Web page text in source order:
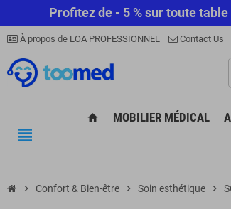
Profitez de - 5 % sur toute
À propos de LOA PROFESSIONNEL Contact Us
view_headline
home MOBILIER MÉDICAL
chevron_right Confort & Bien-être chevron_right Soin esthétique chevron_right